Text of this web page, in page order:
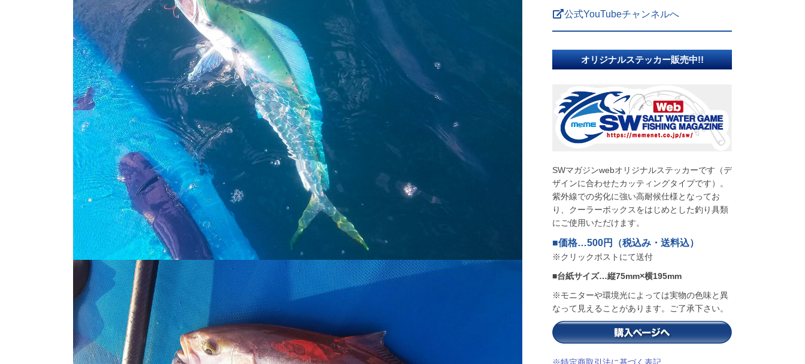
公式YouTubeチャンネルへ
オリジナルステッカー販売中!!
SWマガジンwebオリジナルステッカーです（デ
ザインに合わせたカッティングタイプです）。
紫外線での劣化に強い高耐候仕様となってお
り、クーラーボックスをはじめとした釣り具類
にご使用いただけます。
■価格…500円（税込み・送料込）
※クリックポストにて送付
■台紙サイズ…縦75mm×横195mm
※モニターや環境光によっては実物の色味と異
なって見えることがあります。ご了承下さい。